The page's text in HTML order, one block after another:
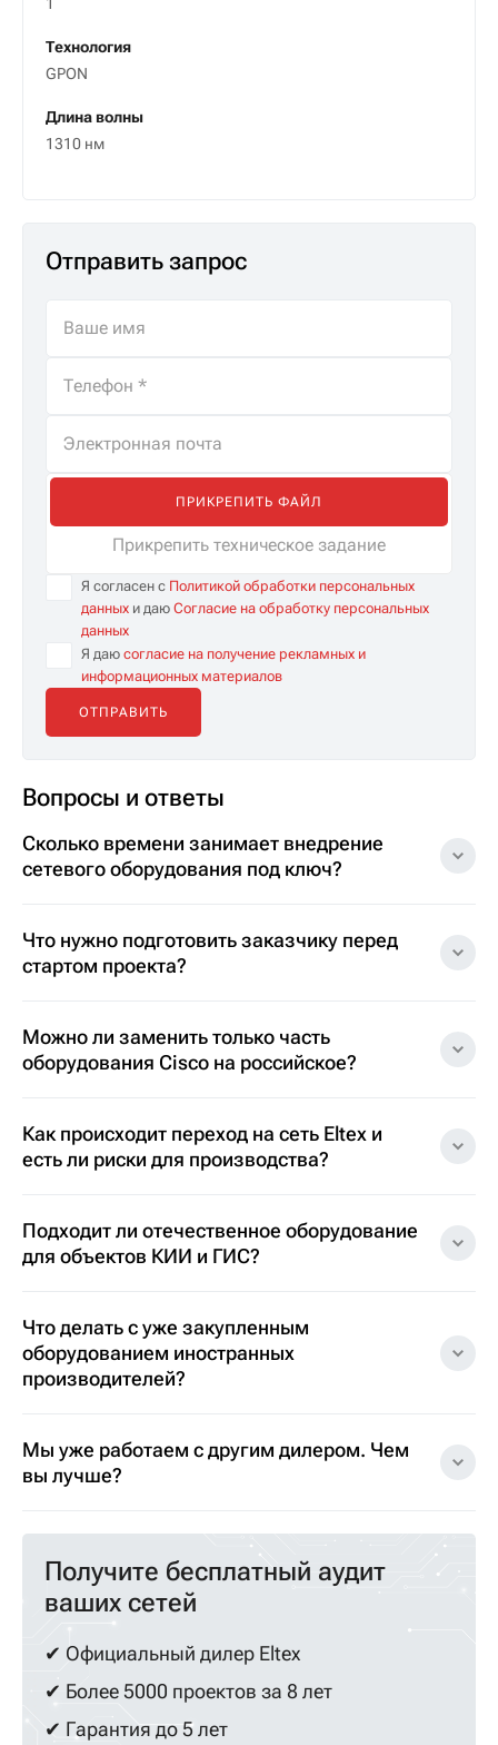
Технология
GPON
Длина волны
1310 нм
Отправить запрос
ПРИКРЕПИТЬ ФАЙЛ
Прикрепить техническое задание
Я согласен с Политикой обработки персональных
данных и даю Согласие на обработку персональных
данных
Я даю согласие на получение рекламных и
информационных материалов
Вопросы и ответы
Сколько времени занимает внедрение
сетевого оборудования под ключ?
Что нужно подготовить заказчику перед
стартом проекта?
Можно ли заменить только часть
оборудования Cisco на российское?
Как происходит переход на сеть Eltex и
есть ли риски для производства?
Подходит ли отечественное оборудование
для объектов КИИ и ГИС?
Что делать с уже закупленным
оборудованием иностранных
производителей?
Мы уже работаем с другим дилером. Чем
вы лучше?
Получите бесплатный аудит
ваших сетей
✔ Официальный дилер Eltex
✔ Более 5000 проектов за 8 лет
✔ Гарантия до 5 лет